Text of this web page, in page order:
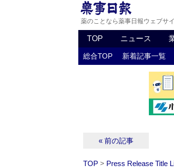
薬のことなら薬事日報ウェブサ
TOP ニュース
総合TOP 新着記事一覧
« 前の記事
TOP > Press Release Title